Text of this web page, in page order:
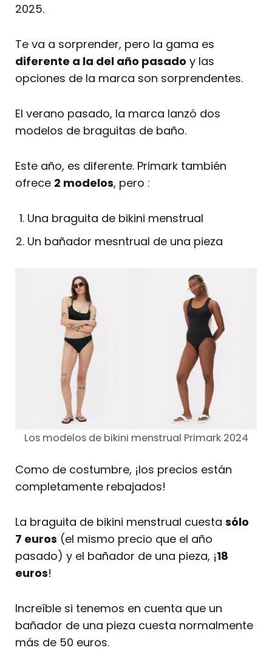
2025.
Te va a sorprender, pero la gama es
diferente a la del año pasado y las
opciones de la marca son sorprendentes.
El verano pasado, la marca lanzó dos
modelos de braguitas de baño.
Este año, es diferente. Primark también
ofrece 2 modelos, pero :
Una braguita de bikini menstrual
Un bañador mesntrual de una pieza
Los modelos de bikini menstrual Primark 2024
Como de costumbre, ¡los precios están
completamente rebajados!
La braguita de bikini menstrual cuesta sólo
7 euros (el mismo precio que el año
pasado) y el bañador de una pieza, ¡18
euros!
Increíble si tenemos en cuenta que un
bañador de una pieza cuesta normalmente
más de 50 euros.